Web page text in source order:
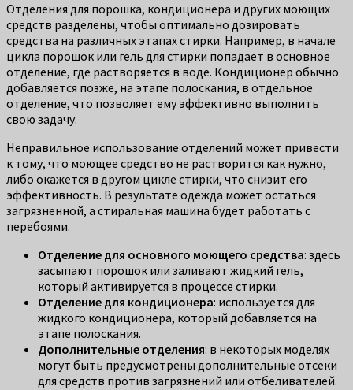
Отделения для порошка, кондиционера и других моющих
средств разделены, чтобы оптимально дозировать
средства на различных этапах стирки. Например, в начале
цикла порошок или гель для стирки попадает в основное
отделение, где растворяется в воде. Кондиционер обычно
добавляется позже, на этапе полоскания, в отдельное
отделение, что позволяет ему эффективно выполнить
свою задачу.
Неправильное использование отделений может привести
к тому, что моющее средство не растворится как нужно,
либо окажется в другом цикле стирки, что снизит его
эффективность. В результате одежда может остаться
загрязненной, а стиральная машина будет работать с
перебоями.
Отделение для основного моющего средства: здесь
засыпают порошок или заливают жидкий гель,
который активируется в процессе стирки.
Отделение для кондиционера: используется для
жидкого кондиционера, который добавляется на
этапе полоскания.
Дополнительные отделения: в некоторых моделях
могут быть предусмотрены дополнительные отсеки
для средств против загрязнений или отбеливателей.